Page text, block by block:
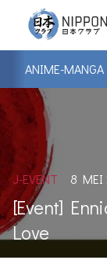
ANIME-MANGA
J-EVENT 8 MEI
[Event]
Love